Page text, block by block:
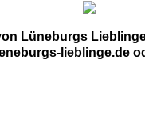
Lüneburgs
lieblinge.de